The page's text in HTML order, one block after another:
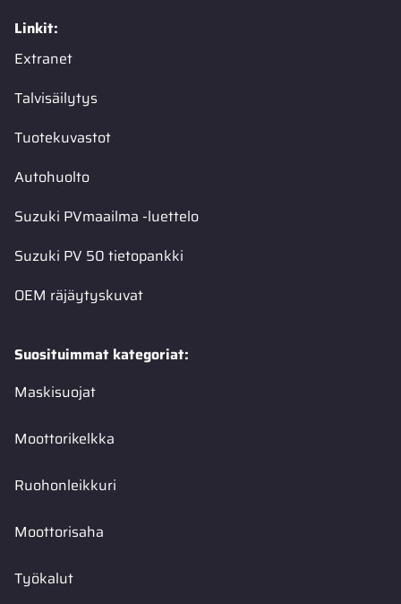
Linkit:
Extranet
Talvisäilytys
Tuotekuvastot
Autohuolto
Suzuki PVmaailma -luettelo
Suzuki PV 50 tietopankki
OEM räjäytyskuvat
Suosituimmat kategoriat:
Maskisuojat
Moottorikelkka
Ruohonleikkuri
Moottorisaha
Työkalut